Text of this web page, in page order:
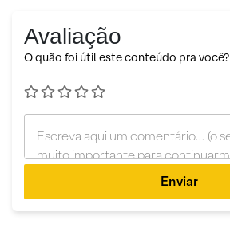
Avaliação
O quão foi útil este conteúdo pra você?
Enviar